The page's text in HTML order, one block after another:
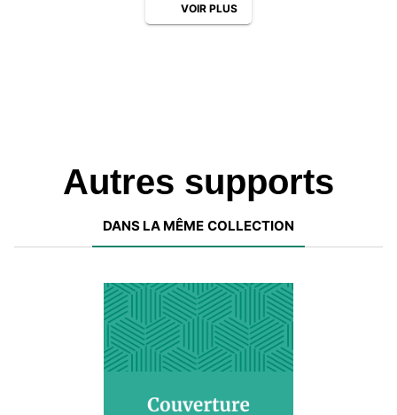
VOIR PLUS
Autres supports
DANS LA MÊME COLLECTION